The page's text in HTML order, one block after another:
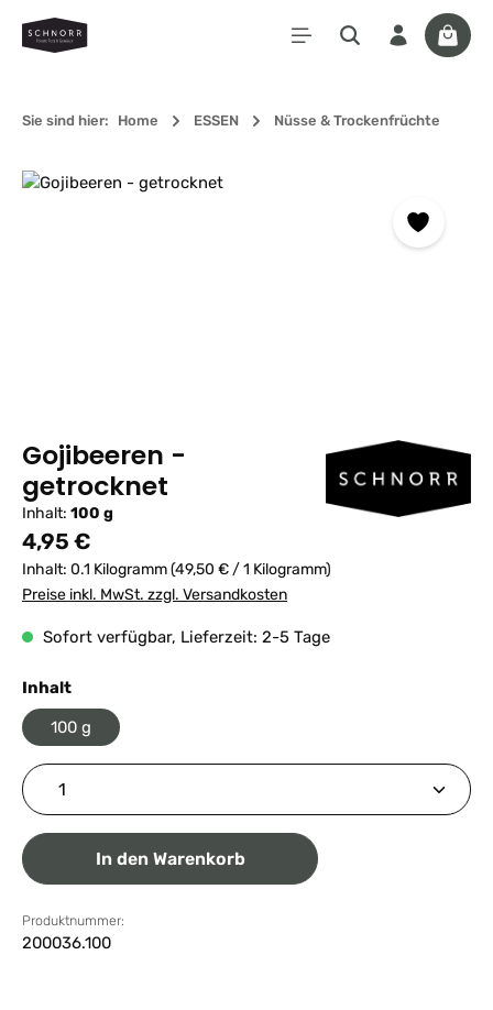
Zum Hauptinhalt springen
Sie sind hier: Home ESSEN Nüsse & Trockenfrüchte
Bildergalerie überspringen
Gojibeeren -
getrocknet
Inhalt: 100 g
Regulärer Preis:
4,95 €
Inhalt: 0.1 Kilogramm(49,50 € / 1 Kilogramm)
Preise inkl. MwSt. zzgl. Versandkosten
Sofort verfügbar, Lieferzeit: 2-5 Tage
Inhaltauswählen
100 g
Produkt Anzahl: Gib den gewünschten Wert ein
In den Warenkorb
Produktnummer:
200036.100